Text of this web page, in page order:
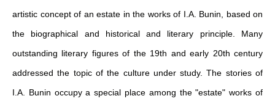
artistic concept of an estate in the works of I.A. Bunin, based on
the biographical and historical and literary principle. Many
outstanding literary figures of the 19th and early 20th century
addressed the topic of the culture under study. The stories of
I.A. Bunin occupy a special place among the "estate" works of